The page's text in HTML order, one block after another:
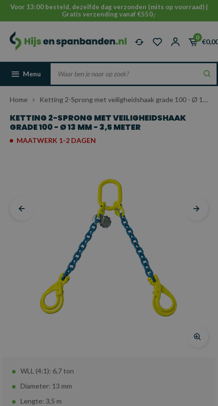
Voor 13:00 besteld, dezelfde dag verzonden (mits op voorraad) |
Gratis verzending vanaf €550,-
0
Menu
Home Ketting 2-Sprong met veiligheidshaak grade 100 - Ø 13 mm - 3,5 meter
KETTING 2-SPRONG MET VEILIGHEIDSHAAK
GRADE 100 - Ø 13 MM - 3,5 METER
MAATWERK 1-2 DAGEN
WLL (4:1): 6,7 ton
Diameter: 13 mm
Lengte: 3,5 m